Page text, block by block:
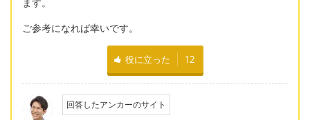
ご参考になれば幸いです。
役に立った 12
回答したアンカーのサイト